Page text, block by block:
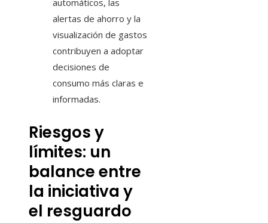
automáticos, las
alertas de ahorro y la
visualización de gastos
contribuyen a adoptar
decisiones de
consumo más claras e
informadas.
Riesgos y
límites: un
balance entre
la iniciativa y
el resguardo